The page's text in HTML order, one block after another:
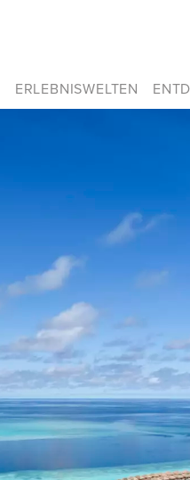
ERLEBNISWELTEN